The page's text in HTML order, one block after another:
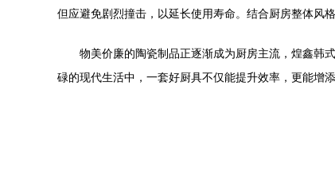
但应避免剧烈撞击，以延长使用寿命。结合厨房整体风
物美价廉的陶瓷制品正逐渐成为厨房主流，煌鑫韩
碌的现代生活中，一套好厨具不仅能提升效率，更能增